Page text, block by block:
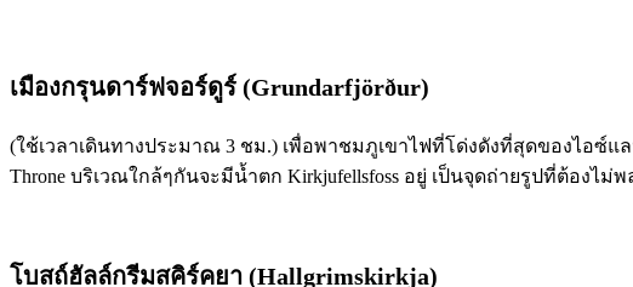
เมืองกรุนดาร์ฟจอร์ดูร์ (Grundarfjörður)
(ใช้เวลาเดินทางประมาณ 3 ชม.) เพื่อพาชมภูเขาไฟที่โด่งดังที่สุดของไอซ์แ
Throne บริเวณใกล้ๆกันจะมีน้ำตก Kirkjufellsfoss อยู่ เป็นจุดถ่ายรูปที่ต้องไม่
โบสถ์ฮัลล์กรีมสคิร์คยา (Hallgrimskirkja)